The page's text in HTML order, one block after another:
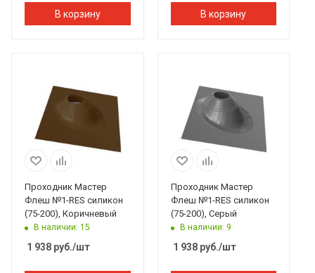
В корзину В корзину
Проходник Мастер
Флеш №1-RES силикон
(75-200), Коричневый
В наличии: 15
1 938 руб./шт
Проходник Мастер
Флеш №1-RES силикон
(75-200), Серый
В наличии: 9
1 938руб./шт